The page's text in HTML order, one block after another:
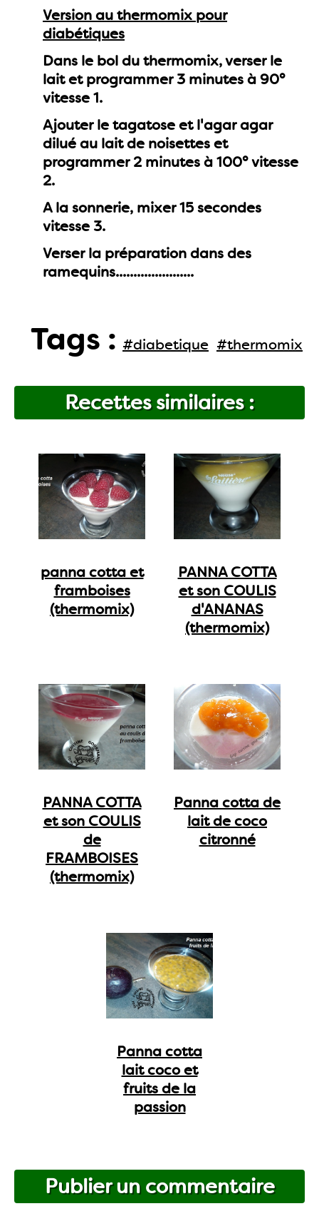
Version au thermomix pour
diabétiques
Dans le bol du thermomix, verser le
lait et programmer 3 minutes à 90°
vitesse 1.
Ajouter le tagatose et l'agar agar
dilué au lait de noisettes et
programmer 2 minutes à 100° vitesse
2.
A la sonnerie, mixer 15 secondes
vitesse 3.
Verser la préparation dans des
ramequins......................
Tags : #diabetique #thermomix
Recettes similaires :
panna cotta et
framboises
(thermomix)
PANNA COTTA
et son COULIS
d'ANANAS
(thermomix)
PANNA COTTA
et son COULIS
de
FRAMBOISES
(thermomix)
Panna cotta de
lait de coco
citronné
Panna cotta
lait coco et
fruits de la
passion
Publier un commentaire